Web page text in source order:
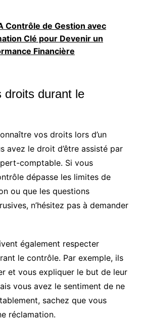
Contrôle de Gestion avec
Clé pour Devenir un
Financière
droits durant le
vos droits lors d’un
avez le droit d’être assisté par
comptable. Si vous
dépasse les limites de
ou que les questions
n’hésitez pas à demander
également respecter
le contrôle. Par exemple, ils
et vous expliquer le but de leur
vous avez le sentiment de ne
sachez que vous
réclamation.